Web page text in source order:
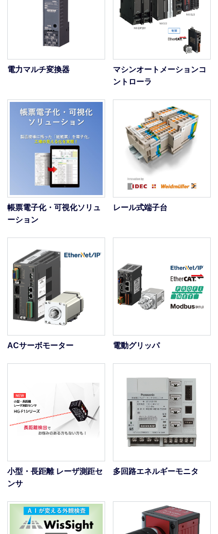
電力マルチ変換器
マシンオートメーションコ
ントローラ
帳票電子化・可視化ソリュ
ーション
レール式端子台
ACサーボモーター 電動グリッパ
小型・長距離 レーザ測距セ
ンサ
多回路エネルギーモニタ